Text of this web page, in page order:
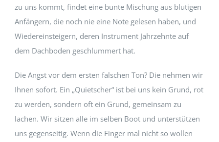
zu uns kommt, findet eine bunte Mischung aus blutigen
Anfängern, die noch nie eine Note gelesen haben, und
Wiedereinsteigern, deren Instrument Jahrzehnte auf
dem Dachboden geschlummert hat.
Die Angst vor dem ersten falschen Ton? Die nehmen wir
Ihnen sofort. Ein „Quietscher“ ist bei uns kein Grund, rot
zu werden, sondern oft ein Grund, gemeinsam zu
lachen. Wir sitzen alle im selben Boot und unterstützen
uns gegenseitig. Wenn die Finger mal nicht so wollen